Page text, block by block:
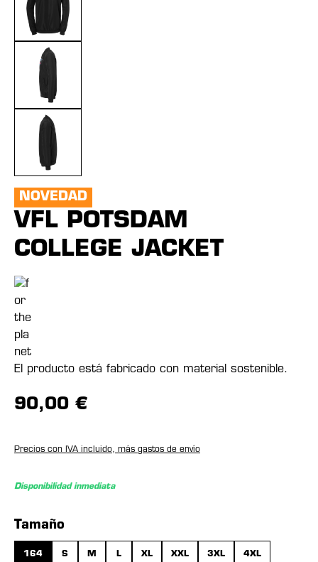
NOVEDAD
VFL POTSDAM
COLLEGE JACKET
El producto está fabricado con material sostenible.
90,00 €
Precios con IVA incluido, más gastos de envío
Disponibilidad inmediata
Seleccione
Tamaño
164 S M L XL XXL 3XL 4XL